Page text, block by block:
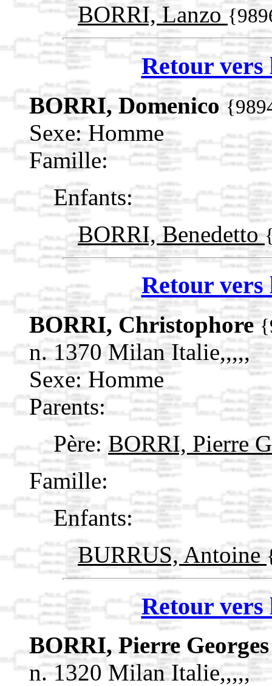
BORRI, Lanzo
Retour vers
BORRI, Domenico
Sexe: Homme
Famille:
Enfants:
BORRI, Benedetto
Retour vers
BORRI, Christophore
n. 1370 Milan Italie,,,,,
Sexe: Homme
Parents:
Père: BORRI, Pierre
Famille:
Enfants:
BURRUS, Antoine
Retour vers
BORRI, Pierre
n. 1320 Milan Italie,,,,,